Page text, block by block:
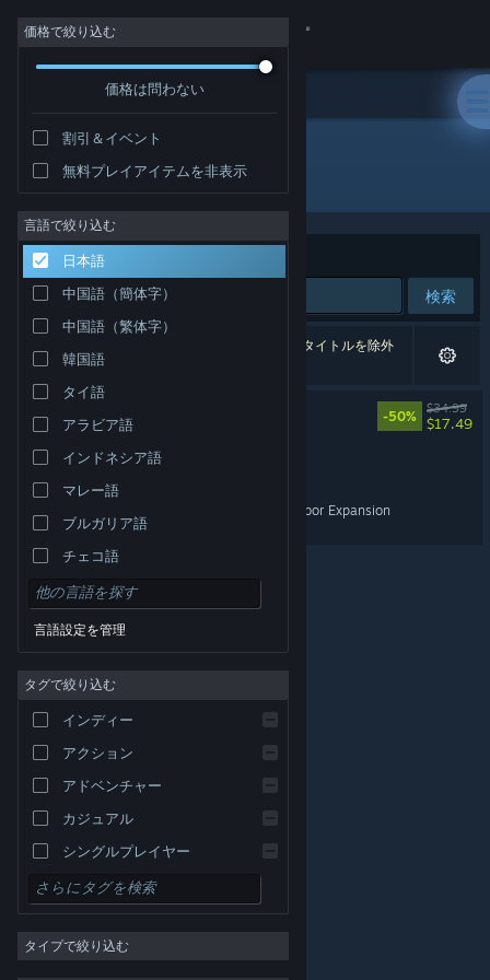
サインイン
コミュニティ
詳細
サポート
言語を変更
Steamモバイルアプリを入手
デスクトップウェブサイトを表示
国およびその他の国の各社が所有します。プライバシー
ポリシー|リーガル|アクセシビリティ|Steam 利
用規約|返金| Cookie
価格で絞り込む
価格は問わない
割引＆イベント
無料プレイアイテムを非表示
言語で絞り込む
日本語
中国語（簡体字）
中国語（繁体字）
韓国語
タイ語
アラビア語
インドネシア語
マレー語
ブルガリア語
チェコ語
デンマーク語
ドイツ語
英語
スペイン語 - スペイン
スペイン語－ラテンアメリカ
ギリシャ語
言語設定を管理
タグで絞り込む
インディー
アクション
アドベンチャー
カジュアル
シングルプレイヤー
シミュレーション
RPG
ストラテジー
タイプで絞り込む
開発元: Undertow Games
並べ替え 適合性
検索
3件が検索に一致します。 個人設定に基づき、4タイトルを除外
しました。
-50%
$34.99
$17.49
Barotrauma - Soundtrack
Barotrauma - Home & Harbor Expansion